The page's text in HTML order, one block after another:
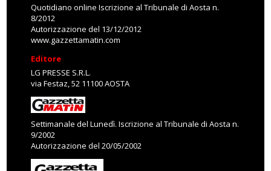
Quotidiano online Iscrizione al Tribunale di Aosta n.
8/2012
Autorizzazione del 13/12/2012
www.gazzettamatin.com
Editore
LG PRESSE S.R.L.
via Festaz, 52 11100 AOSTA
Settimanale del Lunedì. Iscrizione al Tribunale di Aosta n.
9/2002
Autorizzazione del 20/05/2002